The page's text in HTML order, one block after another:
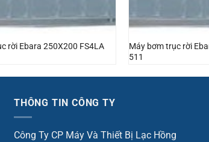
rời Ebara 250X200 FS4LA
Máy bơm trục rời
511
THÔNG TIN CÔNG TY
Công Ty CP Máy Và Thiết Bị Lạc Hồng